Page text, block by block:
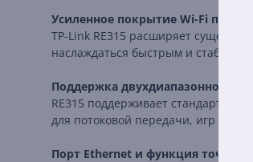
Усиленное покрытие Wi-Fi по
TP-Link RE315 расширяет
наслаждаться быстрым и
Поддержка двухдиапазонного
RE315 поддерживает стандарт Wi-
для потоковой передачи, игр и
Порт Ethernet и функция точки